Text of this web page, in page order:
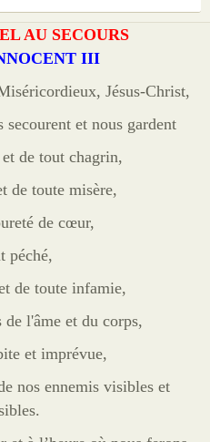
AU SECOURS
III
Jésus-Christ,
secourent et nous gardent
de tout chagrin,
de toute misère,
de cœur,
péché,
de toute infamie,
de l'âme et du corps,
et imprévue,
nos ennemis visibles et